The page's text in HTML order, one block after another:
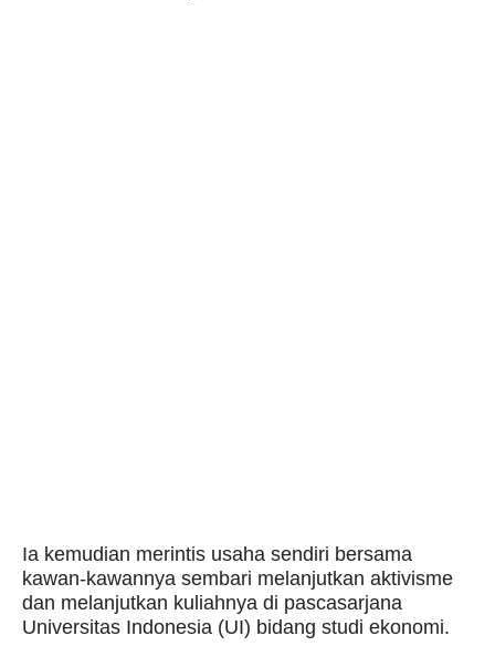
Ia kemudian merintis usaha sendiri bersama
kawan-kawannya sembari melanjutkan aktivisme
dan melanjutkan kuliahnya di pascasarjana
Universitas Indonesia (UI) bidang studi ekonomi.